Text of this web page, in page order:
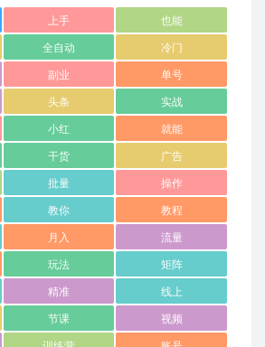
上手 也能
全自动 冷门
副业 单号
头条 实战
小红 就能
干货 广告
批量 操作
教你 教程
月入 流量
玩法 矩阵
精准 线上
节课 视频